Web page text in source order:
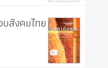
สังคมไทย